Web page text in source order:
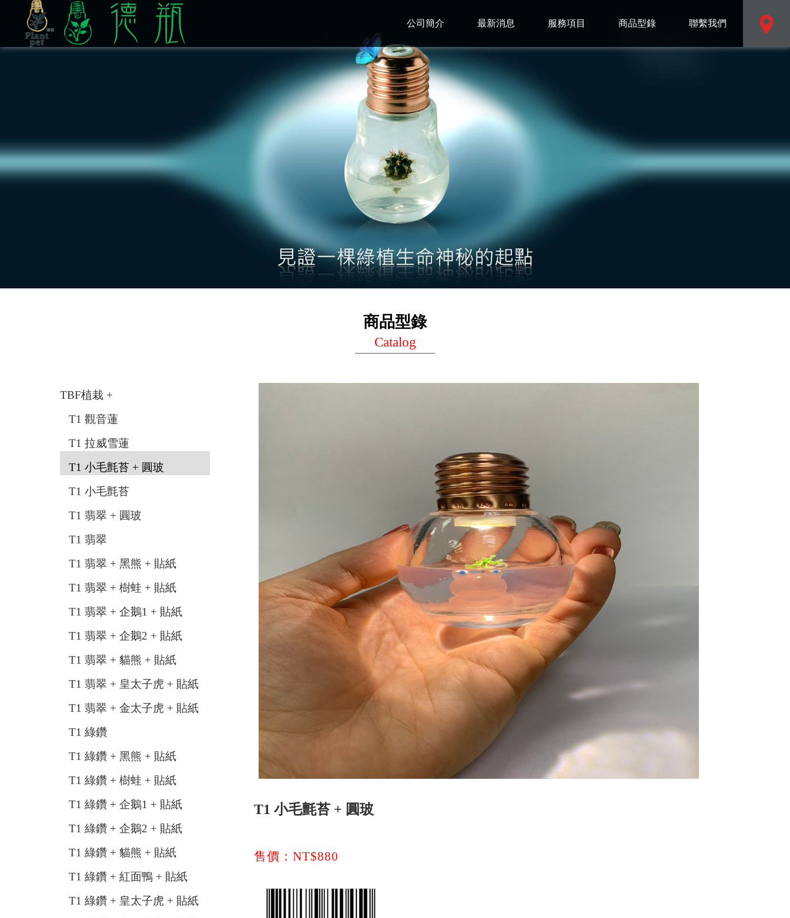
公司簡介 最新消息 服務項目 商品型錄 聯繫我們
商品型錄
Catalog
TBF植栽 +
T1 觀音蓮
T1 拉威雪蓮
T1 小毛氈苔 + 圓玻
T1 小毛氈苔
T1 翡翠 + 圓玻
T1 翡翠
T1 翡翠 + 黑熊 + 貼紙
T1 翡翠 + 樹蛙 + 貼紙
T1 翡翠 + 企鵝1 + 貼紙
T1 翡翠 + 企鵝2 + 貼紙
T1 翡翠 + 貓熊 + 貼紙
T1 翡翠 + 皇太子虎 + 貼紙
T1 翡翠 + 金太子虎 + 貼紙
T1 綠鑽
T1 綠鑽 + 黑熊 + 貼紙
T1 綠鑽 + 樹蛙 + 貼紙
T1 綠鑽 + 企鵝1 + 貼紙
T1 綠鑽 + 企鵝2 + 貼紙
T1 綠鑽 + 貓熊 + 貼紙
T1 綠鑽 + 紅面鴨 + 貼紙
T1 綠鑽 + 皇太子虎 + 貼紙
T1 小毛氈苔 + 圓玻
售價：NT$880